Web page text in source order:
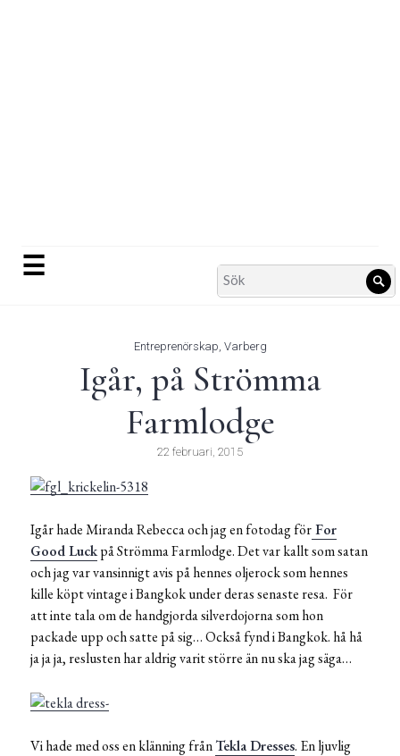
☰
Search
for:
Entreprenörskap, Varberg
Igår, på Strömma
Farmlodge
22 februari, 2015
Igår hade Miranda Rebecca och jag en fotodag förFor
Good Luckpå Strömma Farmlodge. Det var kallt som satan
och jag var vansinnigt avis på hennes oljerock som hennes
kille köpt vintage i Bangkok under deras senaste resa. För
att inte tala om de handgjorda silverdojorna som hon
packade upp och satte på sig… Också fynd i Bangkok. hå hå
ja ja ja, reslusten har aldrig varit större än nu ska jag säga…
Vi hade med oss en klänning frånTekla Dresses. En ljuvlig